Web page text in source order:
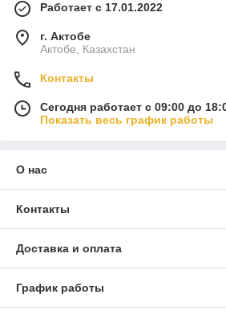
Работает с 17.01.2022
г. Актобе
Актобе, Казахстан
Контакты
Сегодня работает с 09:00 до
Показать весь график работы
О нас
Контакты
Доставка и оплата
График работы